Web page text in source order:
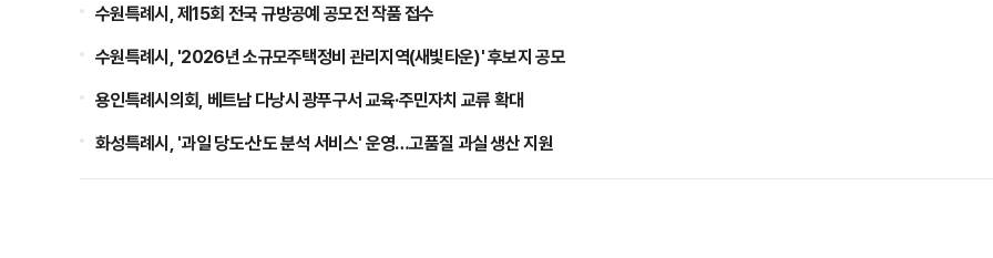
수원특례시, 제15회 전국 규방공예 공모전 작품 접수
수원특례시, '2026년 소규모주택정비 관리지역(새빛타운)' 후보지 공모
용인특례시의회, 베트남 다낭시 광푸구서 교육·주민자치 교류 확대
화성특례시, '과일 당도·산도 분석 서비스' 운영…고품질 과실 생산 지원